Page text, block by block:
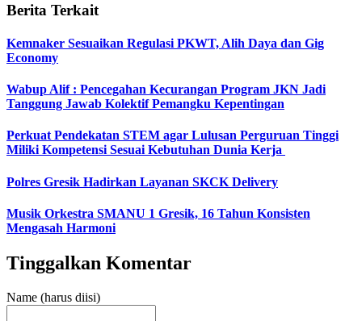
Berita Terkait
Kemnaker Sesuaikan Regulasi PKWT, Alih Daya dan Gig
Economy
Wabup Alif : Pencegahan Kecurangan Program JKN Jadi
Tanggung Jawab Kolektif Pemangku Kepentingan
Perkuat Pendekatan STEM agar Lulusan Perguruan Tinggi
Miliki Kompetensi Sesuai Kebutuhan Dunia Kerja
Polres Gresik Hadirkan Layanan SKCK Delivery
Musik Orkestra SMANU 1 Gresik, 16 Tahun Konsisten
Mengasah Harmoni
Tinggalkan Komentar
Name (harus diisi)